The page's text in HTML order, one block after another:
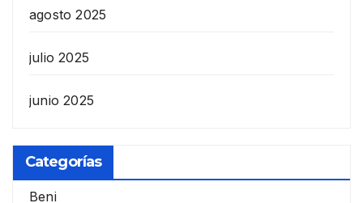
agosto 2025
julio 2025
junio 2025
Categorías
Beni